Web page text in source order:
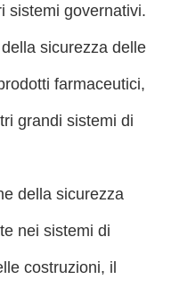
sistemi governativi.
sicurezza delle
farmaceutici,
grandi sistemi di
della sicurezza
nei sistemi di
costruzioni, il